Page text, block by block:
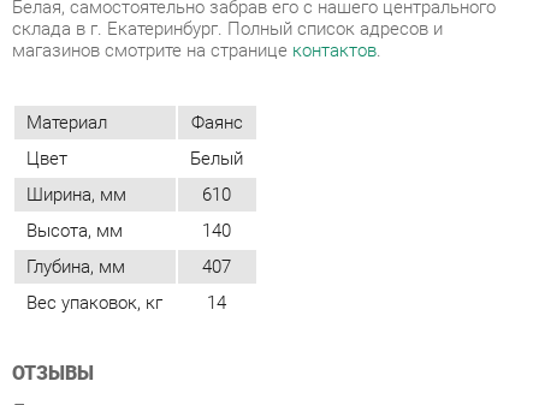
Цвет
Белый
Ширина, мм
610
Глубина, мм
407
Вес упаковок, кг 14
ОТЗЫВЫ
Пока нет отзывов, поделитесь первым своим мнением.
ДОБАВИТЬ ОТЗЫВ